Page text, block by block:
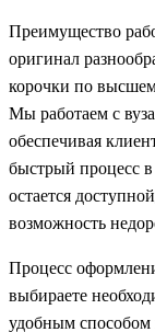
Преимущество
оригинал
корочки по
Мы работаем с
обеспечивая
быстрый процесс
остается
возможность
Процесс
выбираете
удобным способом